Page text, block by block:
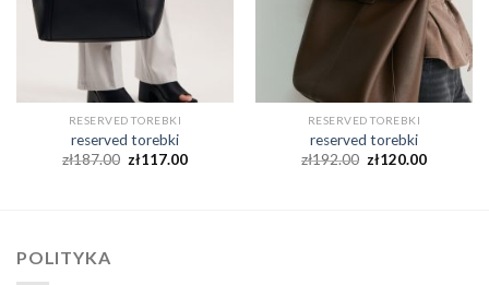
RESERVED TOREBKI
reserved torebki
zł187.00 zł117.00
RESERVED TOREBKI
reserved torebki
zł192.00 zł120.00
POLITYKA